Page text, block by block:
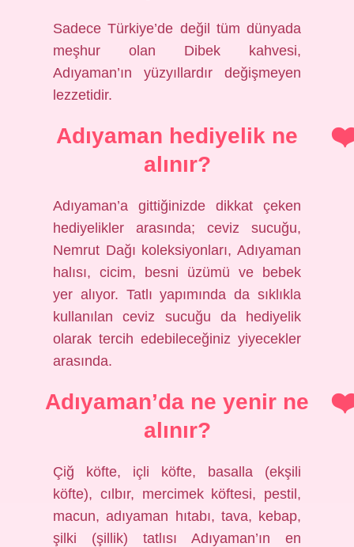
Sadece Türkiye’de değil tüm dünyada
meşhur olan Dibek kahvesi,
Adıyaman’ın yüzyıllardır değişmeyen
lezzetidir.
Adıyaman hediyelik ne
alınır?
Adıyaman’a gittiğinizde dikkat çeken
hediyelikler arasında; ceviz sucuğu,
Nemrut Dağı koleksiyonları, Adıyaman
halısı, cicim, besni üzümü ve bebek
yer alıyor. Tatlı yapımında da sıklıkla
kullanılan ceviz sucuğu da hediyelik
olarak tercih edebileceğiniz yiyecekler
arasında.
Adıyaman’da ne yenir ne
alınır?
Çiğ köfte, içli köfte, basalla (ekşili
köfte), cılbır, mercimek köftesi, pestil,
macun, adıyaman hıtabı, tava, kebap,
şilki (şillik) tatlısı Adıyaman’ın en